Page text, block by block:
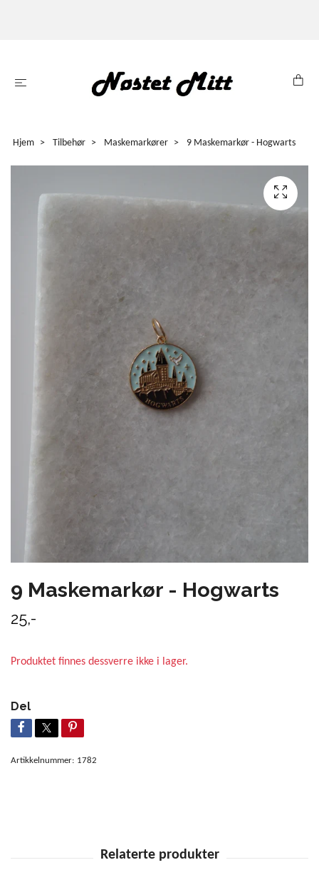
Hjem Tilbehør Maskemarkører 9 Maskemarkør - Hogwarts
9 Maskemarkør - Hogwarts
25,-
Produktet finnes dessverre ikke i lager.
Del
Artikkelnummer: 1782